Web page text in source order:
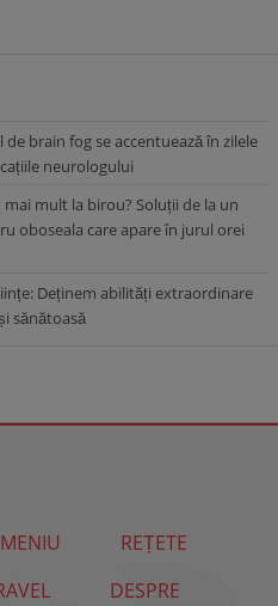
de brain fog se accentuează în zilele
neurologului
mai mult la birou? Soluții de la un
oboseala care apare în jurul orei
Deținem abilități extraordinare
sănătoasă
MENIU
REȚETE
DESPRE